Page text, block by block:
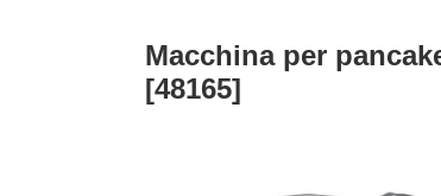
Macchina per
[48165]